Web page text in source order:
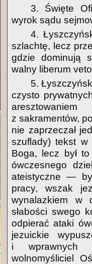
3. Święte
wyrok sądu
4.
szlachtę, lecz
gdzie dominują
walny liberum
5.
czysto
z sakramentów,
nie zaprzeczał
szuflady) tekst w
Boga, lecz był
ówczesnego
ateistyczne —
pracy, wszak
wynalazkiem w
słabości swego
odpierać ataki
jezuickie
i wprawnych
wolnomyśliciel